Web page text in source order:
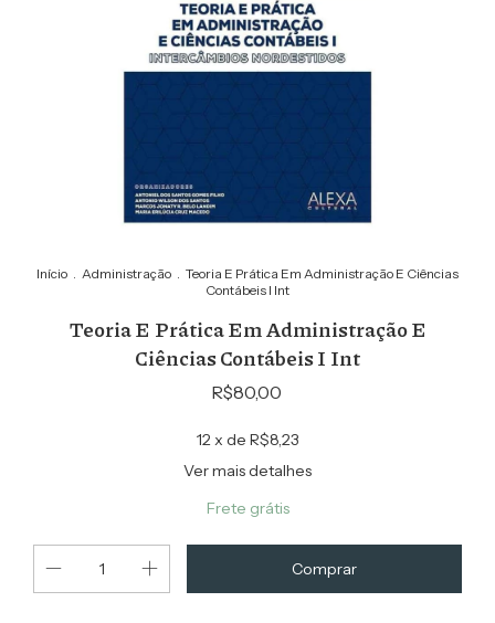
Início . Administração . Teoria E Prática Em Administração E Ciências
Contábeis I Int
Teoria E Prática Em Administração E
Ciências Contábeis I Int
R$80,00
12x de R$8,23
Ver mais detalhes
Frete grátis